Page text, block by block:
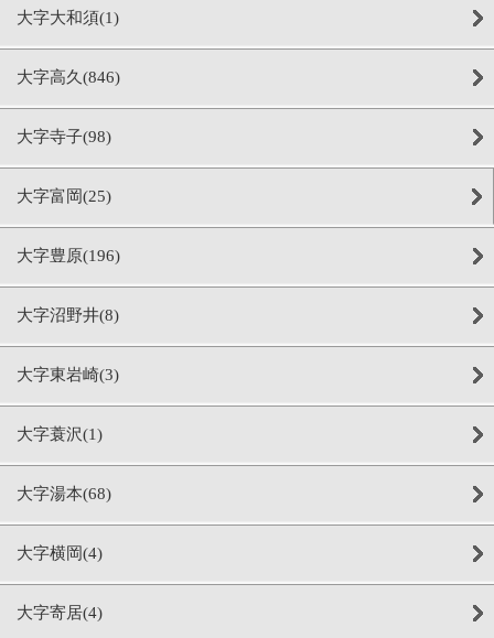
大字大和須(1)
大字高久(846)
大字寺子(98)
大字富岡(25)
大字豊原(196)
大字沼野井(8)
大字東岩崎(3)
大字蓑沢(1)
大字湯本(68)
大字横岡(4)
大字寄居(4)